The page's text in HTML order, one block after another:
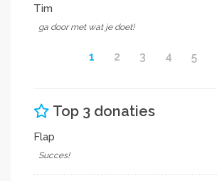
werk en een pleister op de wond voor
ontvreemde goederen (inclusief
Doneren is mogelijk tot 6 augustus.
Tim
ga door met wat je doet!
1 2 3 4 5
Top 3 donaties
Flap
Succes!